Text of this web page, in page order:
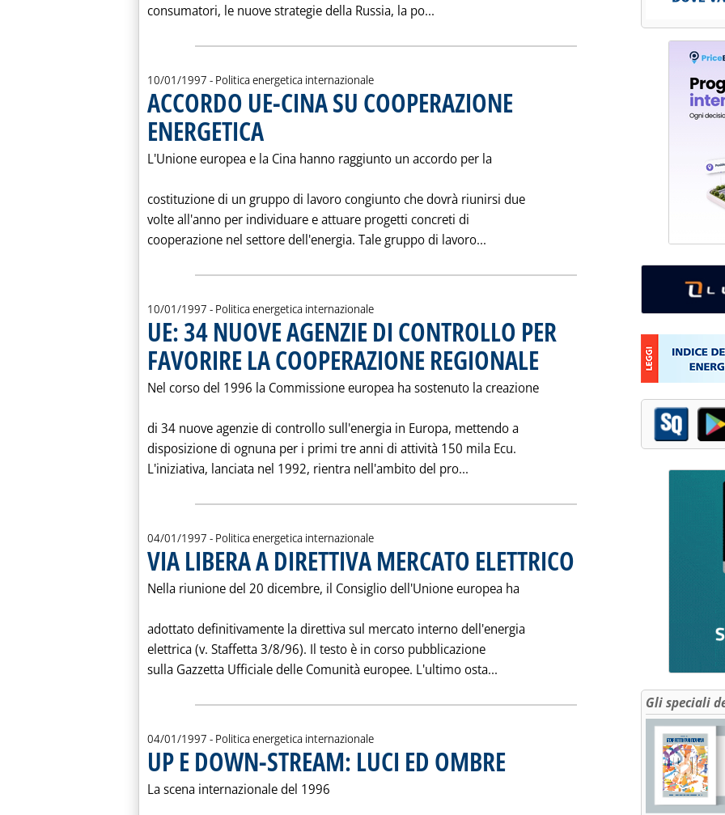
consumatori, le nuove strategie della Russia, la po...
10/01/1997 - Politica energetica internazionale
ACCORDO UE-CINA SU COOPERAZIONE
ENERGETICA
L'Unione europea e la Cina hanno raggiunto un accordo per la
costituzione di un gruppo di lavoro congiunto che dovrà riunirsi due
volte all'anno per individuare e attuare progetti concreti di
cooperazione nel settore dell'energia. Tale gruppo di lavoro... Leggi tutta la notizia: 'ACCORDO UE-
10/01/1997 - Politica energetica internazionale
UE: 34 NUOVE AGENZIE DI CONTROLLO PER
FAVORIRE LA COOPERAZIONE REGIONALE . Pubblicata venerdì 10 gennaio 1997 alle 0.0.
Nel corso del 1996 la Commissione europea ha sostenuto la creazione
di 34 nuove agenzie di controllo sull'energia in Europa, mettendo a
disposizione di ognuna per i primi tre anni di attività 150 mila Ecu.
L'iniziativa, lanciata nel 1992, rientra nell'ambito del pro... Leggi tutta la notizia: 'UE: 34 NUOVE
04/01/1997 - Politica energetica internazionale
VIA LIBERA A DIRETTIVA MERCATO ELETTRICO . Pubblicata sabato 04 gennaio 1997
Nella riunione del 20 dicembre, il Consiglio dell'Unione europea ha
adottato definitivamente la direttiva sul mercato interno dell'energia
elettrica (v. Staffetta 3/8/96). Il testo è in corso pubblicazione
sulla Gazzetta Ufficiale delle Comunità europee. L'ultimo osta... Leggi tutta la notizia: 'VIA LIBERA A
04/01/1997 - Politica energetica internazionale
UP E DOWN-STREAM: LUCI ED OMBRE . Pubblicata sabato 04 gennaio 1997 alle 0.0.
La scena internazionale del 1996
Gli speciali